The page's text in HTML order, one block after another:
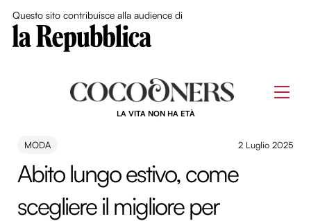
Questo sito contribuisce alla audience di
LA VITA NON HA ETÀ
MODA 2 Luglio 2025
Abito lungo estivo, come
scegliere il migliore per